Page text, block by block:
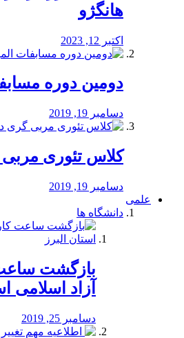
هانگژو
اکتبر 12, 2023
دومین دوره
دسامبر 19, 2019
کلاس تئوری مربی
دسامبر 19, 2019
علمی
دانشگاه ها
بازگشت
آزاد اسلامی
دسامبر 25, 2019